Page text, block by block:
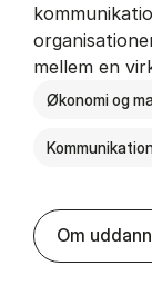
mellem en
Økonomi og
Om